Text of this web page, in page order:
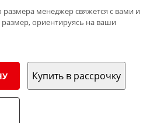
менеджер свяжется с вами и
ориентируясь на ваши
Купить в рассрочку